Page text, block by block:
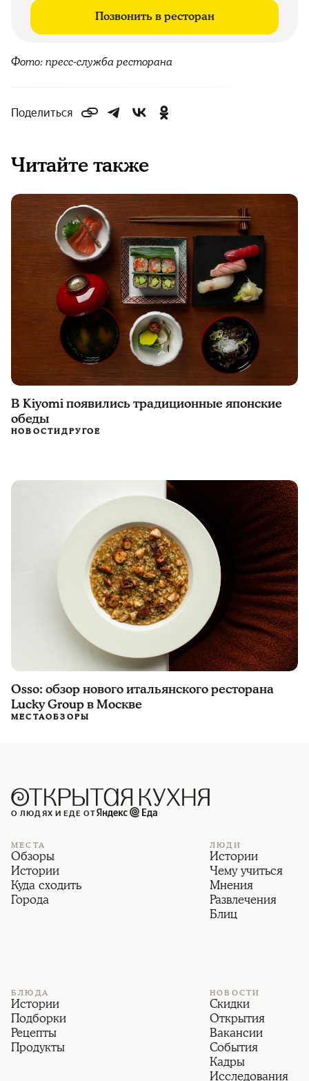
Позвонить в ресторан
Фото: пресс-служба ресторана
Поделиться
Читайте также
В Kiyomi появились традиционные японские
обеды
НОВОСТИДРУГОЕ
Osso: обзор нового итальянского ресторана
Lucky Group в Москве
МЕСТАОБЗОРЫ
О ЛЮДЯХ И ЕДЕ ОТ
МЕСТА
Обзоры
Истории
Куда сходить
Города
ЛЮДИ
Истории
Чему учиться
Мнения
Развлечения
Блиц
БЛЮДА
Истории
Подборки
Рецепты
Продукты
НОВОСТИ
Скидки
Открытия
Вакансии
События
Кадры
Исследования